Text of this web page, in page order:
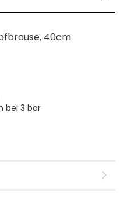
40cm
bei 3 bar